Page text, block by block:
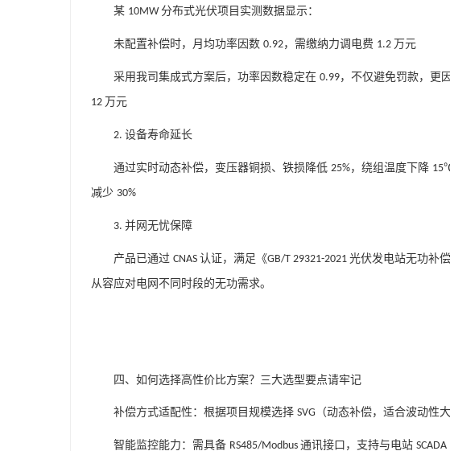
某 10MW分布式光伏项目实测数据显示：
未配置补偿时，月均功率因数 0.92，需缴纳力调电费 1.2 万元
采用我司集成式方案后，功率因数稳定在 0.99，不仅避免罚款，更
12 万元
2. 设备寿命延长
通过实时动态补偿，变压器铜损、铁损降低 25%，绕组温度下降 15
减少 30%
3. 并网无忧保障
产品已通过 CNAS 认证，满足《GB/T 29321-2021 光伏发电站无功补
从容应对电网不同时段的无功需求。
四、如何选择高性价比方案？三大选型要点请牢记
补偿方式适配性：根据项目规模选择 SVG （动态补偿，适合波动性
智能监控能力：需具备 RS485/Modbus 通讯接口，支持与电站 SCADA